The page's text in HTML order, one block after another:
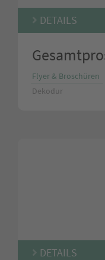
DETAILS
Flyer & Broschüren
Dekodur
DETAILS